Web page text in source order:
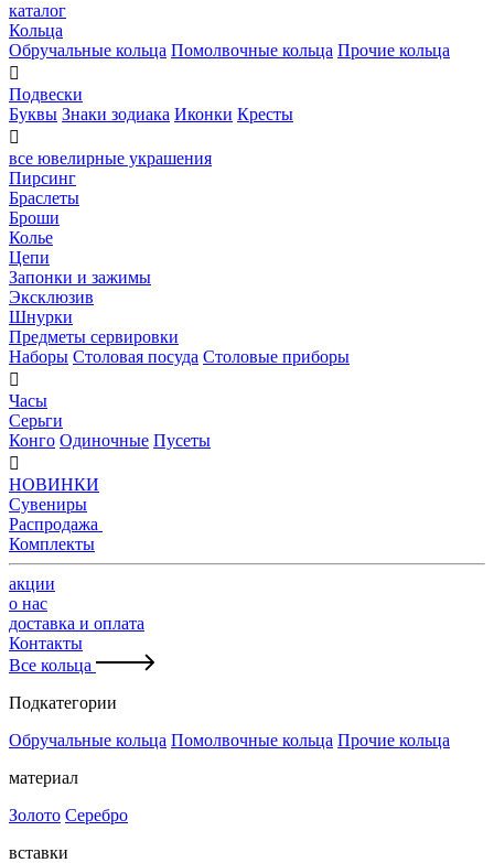
каталог
Кольца
Обручальные кольца Помолвочные кольца Прочие кольца

Подвески
Буквы Знаки зодиака Иконки Кресты

все ювелирные украшения
Пирсинг
Браслеты
Броши
Колье
Цепи
Запонки и зажимы
Эксклюзив
Шнурки
Предметы сервировки
Наборы Столовая посуда Столовые приборы

Часы
Серьги
Конго Одиночные Пусеты

НОВИНКИ
Сувениры
Распродажа
Комплекты
акции
о нас
доставка и оплата
Контакты
Все кольца
Подкатегории
Обручальные кольца Помолвочные кольца Прочие кольца
материал
Золото Серебро
вставки